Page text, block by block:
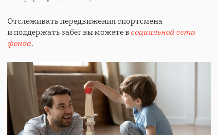
Отслеживать передвижения спортсмена
и поддержать забег вы можете всоциальной сети
фонда.